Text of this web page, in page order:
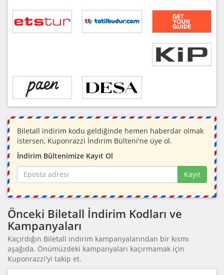
Biletall indirim kodu geldiğinde hemen haberdar olmak
istersen, Kuponrazzi İndirim Bülteni'ne üye ol.
İndirim Bültenimize Kayıt Ol
Kayıt
Önceki Biletall İndirim Kodları ve
Kampanyaları
Kaçırdığın Biletall indirim kampanyalarından bir kısmı
aşağıda. Önümüzdeki kampanyaları kaçırmamak için
Kuponrazzi'yi takip et.